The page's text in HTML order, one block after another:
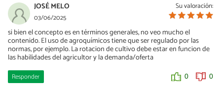
Su valoración:
JOSÉ MELO
03/06/2025
si bien el concepto es en términos generales, no veo mucho el
contenido. El uso de agroquímicos tiene que ser regulado por las
normas, por ejemplo. La rotacion de cultivo debe estar en funcion de
las habilidades del agricultor y la demanda/oferta
Responder 0 0